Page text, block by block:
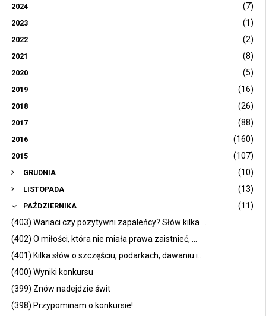
2024 (7)
2023 (1)
2022 (2)
2021 (8)
2020 (5)
2019 (16)
2018 (26)
2017 (88)
2016 (160)
2015 (107)
GRUDNIA (10)
LISTOPADA (13)
PAŹDZIERNIKA
(11)
(403) Wariaci czy pozytywni zapaleńcy? Słów kilka ...
(402) O miłości, która nie miała prawa zaistnieć, ...
(401) Kilka słów o szczęściu, podarkach, dawaniu i...
(400) Wyniki konkursu
(399) Znów nadejdzie świt
(398) Przypominam o konkursie!